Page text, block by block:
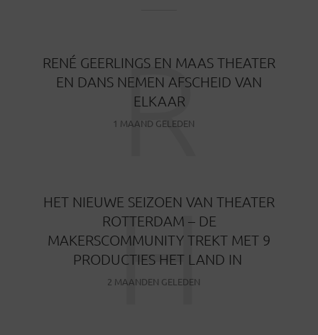
RENÉ GEERLINGS EN MAAS THEATER
EN DANS NEMEN AFSCHEID VAN
ELKAAR
1 MAAND GELEDEN
R
HET NIEUWE SEIZOEN VAN THEATER
ROTTERDAM – DE
MAKERSCOMMUNITY TREKT MET 9
PRODUCTIES HET LAND IN
2 MAANDEN GELEDEN
H